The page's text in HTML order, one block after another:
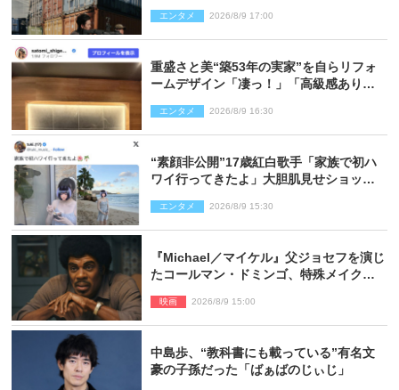
エンタメ 2026/8/9 17:00
重盛さと美“築53年の実家”を自らリフォ
ームデザイン「凄っ！」「高級感ありま
エンタメ 2026/8/9 16:30
“素顔非公開”17歳紅白歌手「家族で初ハ
ワイ行ってきたよ」大胆肌見せショット
エンタメ 2026/8/9 15:30
『Michael／マイケル』父ジョセフを演じ
たコールマン・ドミンゴ、特殊メイクに2
映画 2026/8/9 15:00
中島歩、“教科書にも載っている”有名文
豪の子孫だった「ばぁばのじぃじ」